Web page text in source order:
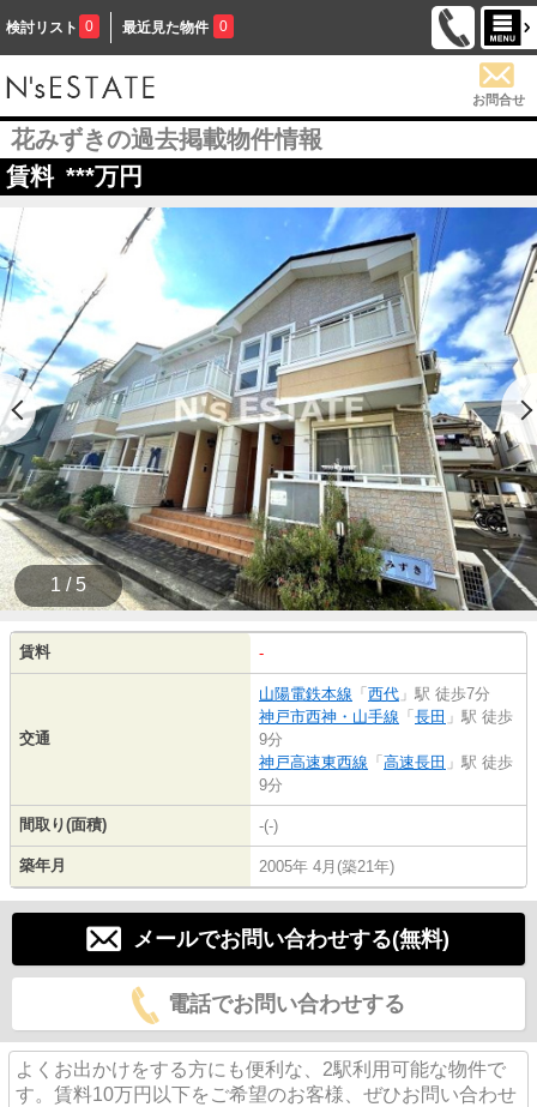
検討リスト 0 最近見た物件 0
お問合せ
花みずきの過去掲載物件情報
賃料 ***万円
1 / 5
賃料 -
交通
山陽電鉄本線 「 西代 」駅 徒歩7分
神戸市西神・山手線 「 長田 」駅 徒歩
9分
神戸高速東西線 「 高速長田 」駅 徒歩
9分
間取り(面積) -(-)
築年月 2005年 4月(築21年)
メールでお問い合わせする(無料)
電話でお問い合わせする
よくお出かけをする方にも便利な、2駅利用可能な物件で
す。賃料10万円以下をご希望のお客様、ぜひお問い合わせ